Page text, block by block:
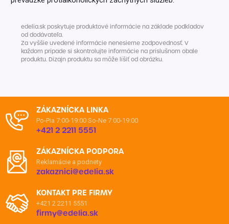
edelia.sk poskytuje produktové informácie na základe podkladov
od dodávateľa.
Za vyššie uvedené informácie nenesieme zodpovednosť. V
každom prípade si skontrolujte informácie na príslušnom obale
produktu. Dizajn produktu sa môže líšiť od obrázku.
ZÁKAZNÍCKA LINKA
Po-Pia 7:00-19:00 So-Ne 7:00-19:00
+421 2 2211 5551
ZÁKAZNÍCKA PODPORA
Reklamácie a podnety
zakaznici@edelia.sk
KONTAKT PRE FIRMY
+421 2 2211 5551
firmy@edelia.sk